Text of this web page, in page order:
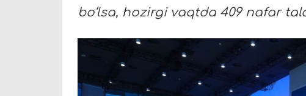
bo‘lsa, hozirgi vaqtda 409 nafar